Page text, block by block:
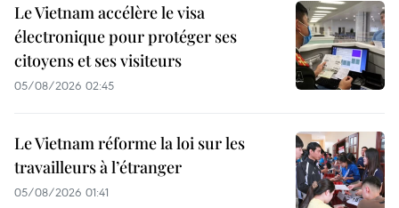
Le Vietnam accélère le visa
électronique pour protéger ses
citoyens et ses visiteurs
05/08/2026 02:45
Le Vietnam réforme la loi sur les
travailleurs à l’étranger
05/08/2026 01:41